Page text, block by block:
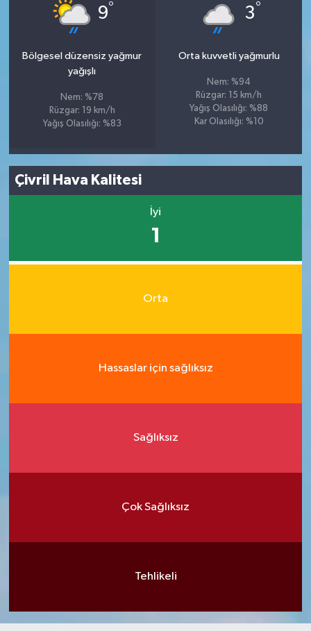
9°
Bölgesel düzensiz yağmur
yağışlı
Nem: %78
Rüzgar: 19 km/h
Yağış Olasılığı: %83
3°
Orta kuvvetli yağmurlu
Nem: %94
Rüzgar: 15 km/h
Yağış Olasılığı: %88
Kar Olasılığı: %10
Çivril Hava Kalitesi
İyi
1
Orta
Hassaslar için sağlıksız
Sağlıksız
Çok Sağlıksız
Tehlikeli